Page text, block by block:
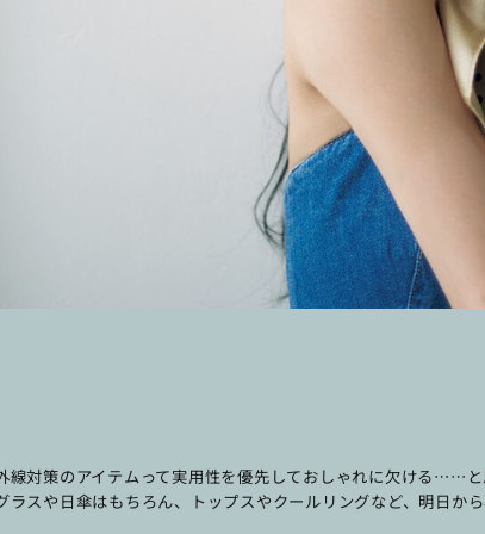
線対策のアイテムって実用性を優先しておしゃれに欠ける……
ラスや日傘はもちろん、トップスやクールリングなど、明日か